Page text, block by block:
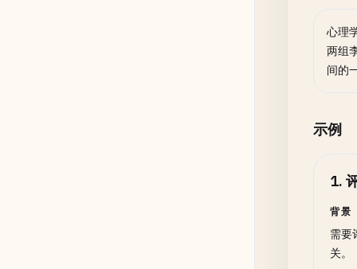
心理
两组
间的
示例
1.
背景
需要
关。